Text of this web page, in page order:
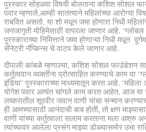
पुरस्कार सोहळ्या विषयी बोलताना कशिश सोशल
पवार म्हणाले,आम्ही सातत्याने महिलांच्या आरोग्या
राबवित असतो. या शो मधून जमा होणारा निधी
जनजागृती मोहिमेसाठी वापरला जाणार आहे.
पुरस्काराच्या निमित्ताने जमा होणाऱ्या निधी मधून
सॅनेटरी नॅप्किन्स चे वाटप केले जाणार आहे.
दीपाली कांबळे म्हणाल्या, कशिश सोशल फाउंडेशन
कर्तुत्ववान व्यक्तींना प्रोत्साहित करण्याचे काम
इंडिया’ पुरस्काराच्या माध्यमातून करत आहे. ‘महिला
योगेश पवार अत्यंत चांगले काम करत आहेत. आज या
लष्करातील शूरवीर जवान वाणी यांचा सन्मान
ही आमच्यासाठी आनंदाची बाब होती, तो क्षण
वाणी यांच्या कर्तुत्वाला सलाम करताना मला अश्रु
त्यांच्यावर आलेला प्रसंग माझ्या डोळ्यासमोर उभा